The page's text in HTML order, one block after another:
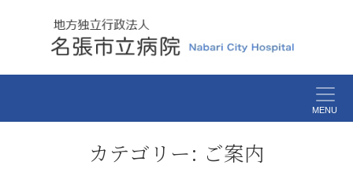
MENU
カテゴリー: ご案内